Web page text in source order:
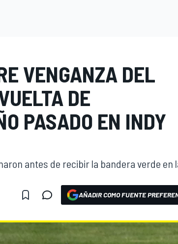
VENGANZA DEL
DE
PASADO EN INDY
antes de recibir la bandera verde en
AÑADIR COMO FUENTE